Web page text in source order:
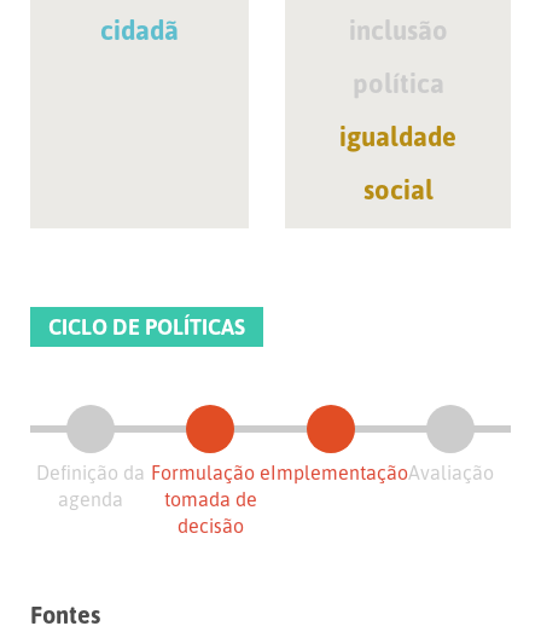
cidadã
inclusão
política
igualdade
social
CICLO DE POLÍTICAS
Definição da
agenda
Formulação e
tomada de
decisão
ImplementaçãoAvaliação
Fontes